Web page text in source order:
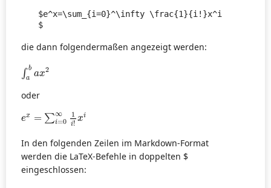
$e^x=\sum_{i=0}^\infty \frac{1}{i!}x^i
$
die dann folgendermaßen angezeigt werden:
∫ b
a ax2
ab x2
oder
ex = ∑∞
i=0
1
i! xi
ex ∑i=0∞ 1 x
In den folgenden Zeilen im Markdown-Format
werden die LaTeX-Befehle in doppelten $
eingeschlossen: